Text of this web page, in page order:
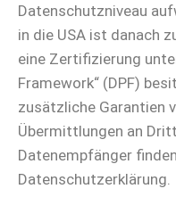
Datenschutzniveau
in die USA ist danach
eine Zertifizierung
Framework“ (DPF)
zusätzliche Garantien
Übermittlungen an
Datenempfänger
Datenschutzerklärung.